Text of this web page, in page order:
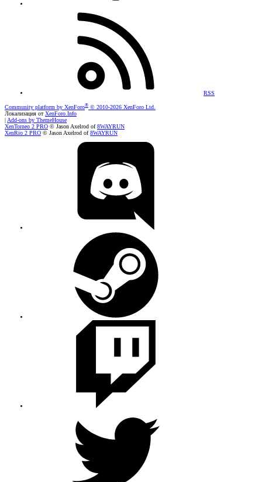
RSS
Community platform by XenForo® © 2010-2026 XenForo Ltd.
Локализация отXenForo.Info
| Add-ons by ThemeHouse
XenTorneo 2 PRO © Jason Axelrod of8WAYRUN
XenRio 2 PRO © Jason Axelrod of8WAYRUN